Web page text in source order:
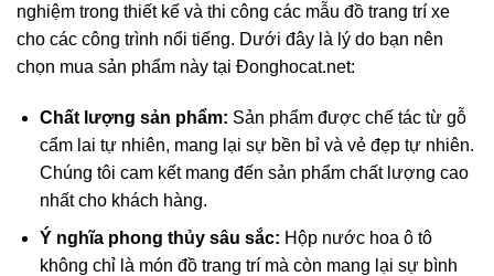
nghiệm trong thiết kế và thi công các mẫu đồ trang trí xe
cho các công trình nổi tiếng. Dưới đây là lý do bạn nên
chọn mua sản phẩm này tại Đonghocat.net:
Chất lượng sản phẩm: Sản phẩm được chế tác từ gỗ
cẩm lai tự nhiên, mang lại sự bền bỉ và vẻ đẹp tự nhiên.
Chúng tôi cam kết mang đến sản phẩm chất lượng cao
nhất cho khách hàng.
Ý nghĩa phong thủy sâu sắc: Hộp nước hoa ô tô
không chỉ là món đồ trang trí mà còn mang lại sự bình